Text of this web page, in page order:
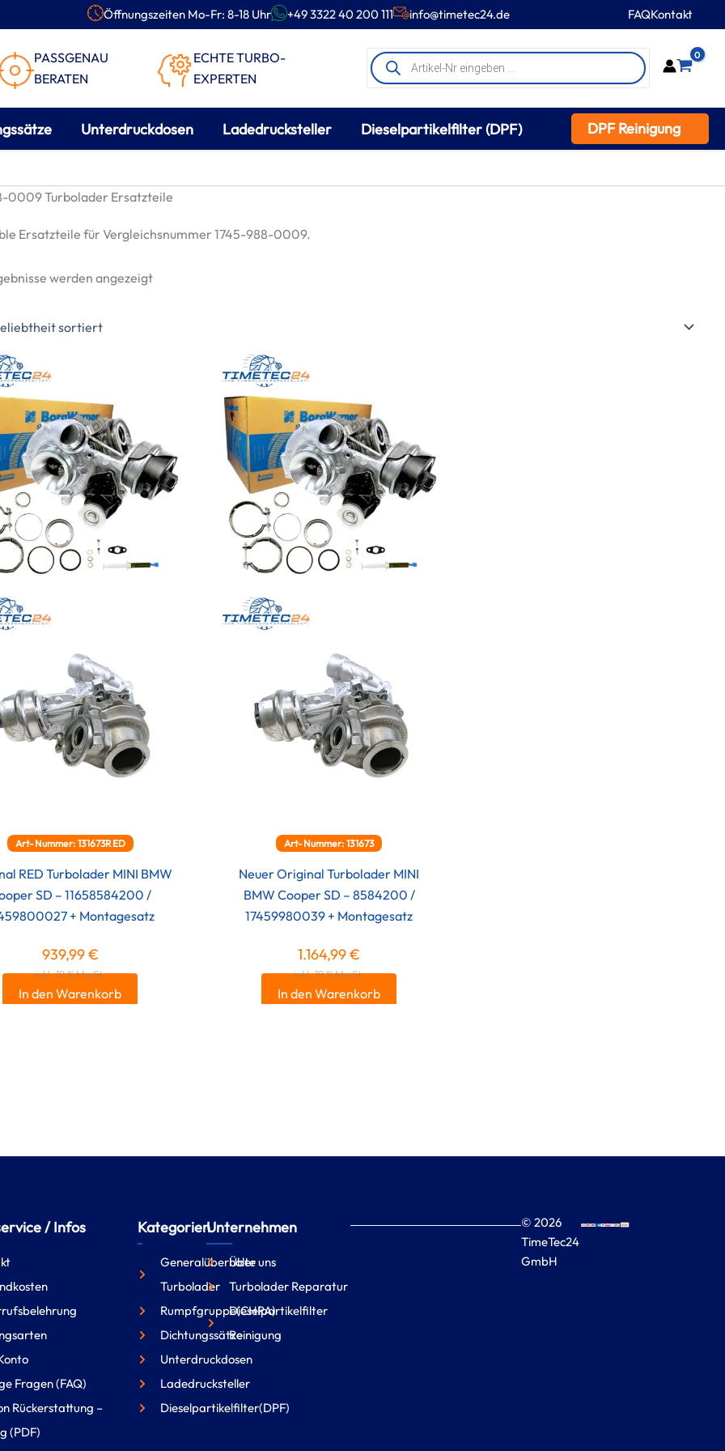
Öffnungszeiten Mo-Fr: 8-18 Uhr +49 3322 40 200 111 info@timetec24.de FAQKontakt
PASSGENAU
BERATEN
ECHTE TURBO-
EXPERTEN
Products
search
0
Unterdruckdosen Ladedrucksteller Dieselpartikelfilter (DPF) DPF Reinigung
0009 Turbolader Ersatzteile
Ersatzteile für Vergleichsnummer 1745-988-0009.
werden angezeigtNach
Art-Nummer: 131673RED
RED Turbolader MINI BMW
SD – 11658584200 /
+ Montagesatz
939,99€
inkl. 19 % MwSt.
In den Warenkorb
Art-Nummer: 131673
Neuer Original Turbolader MINI
BMW Cooper SD – 8584200 /
17459980039 + Montagesatz
1.164,99€
inkl. 19 % MwSt.
In den Warenkorb
/ Infos
Fragen (FAQ)
Rückerstattung –
(PDF)
Kategorien
Generalüberholte
Turbolader
Rumpfgruppe(CHRA)
Dichtungssätze
Unterdruckdosen
Ladedrucksteller
Dieselpartikelfilter(DPF)
Unternehmen
Über uns
Turbolader Reparatur
Dieselpartikelfilter
Reinigung
© 2026
TimeTec24
GmbH